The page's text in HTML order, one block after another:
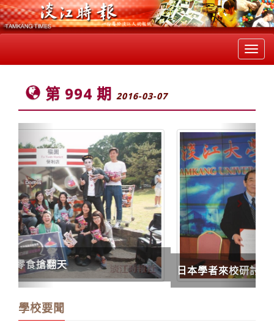
第 994 期 2016-03-07
日本學者來校研討東亞安保
Previous Next
學校要聞